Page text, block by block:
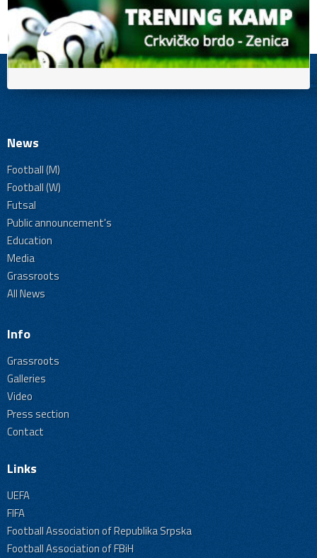
News
Football (M)
Football (W)
Futsal
Public announcement's
Education
Media
Grassroots
All News
Info
Grassroots
Galleries
Video
Press section
Contact
Links
UEFA
FIFA
Football Association of Republika Srpska
Football Association of FBiH